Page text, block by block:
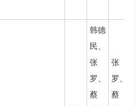
韩德
民
张
罗
蔡
张
罗
蔡